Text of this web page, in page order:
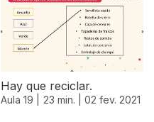
Hay que reciclar.
Aula 19 | 23 min. | 02 fev. 2021